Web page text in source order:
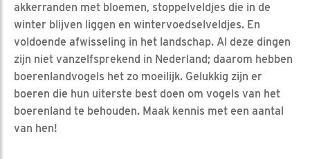
akkerranden met bloemen, stoppelveldjes die in de
winter blijven liggen en wintervoedselveldjes. En
voldoende afwisseling in het landschap. Al deze dingen
zijn niet vanzelfsprekend in Nederland; daarom hebben
boerenlandvogels het zo moeilijk. Gelukkig zijn er
boeren die hun uiterste best doen om vogels van het
boerenland te behouden. Maak kennis met een aantal
van hen!